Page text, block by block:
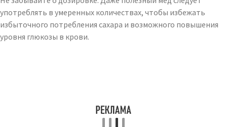
употреблять в умеренных количествах, чтобы избежать
избыточного потребления сахара и возможного повышения
уровня глюкозы в крови.